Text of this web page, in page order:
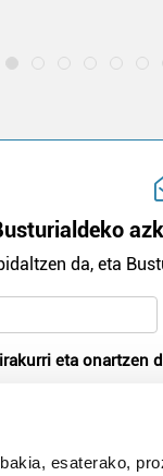
esaterako,
da, eta
irakurri eta onartzen